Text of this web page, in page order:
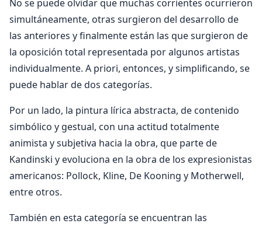
No se puede olvidar que muchas corrientes ocurrieron
simultáneamente, otras surgieron del desarrollo de
las anteriores y finalmente están las que surgieron de
la oposición total representada por algunos artistas
individualmente. A priori, entonces, y simplificando, se
puede hablar de dos categorías.
Por un lado, la pintura lírica abstracta, de contenido
simbólico y gestual, con una actitud totalmente
animista y subjetiva hacia la obra, que parte de
Kandinski y evoluciona en la obra de los expresionistas
americanos: Pollock, Kline, De Kooning y Motherwell,
entre otros.
También en esta categoría se encuentran las